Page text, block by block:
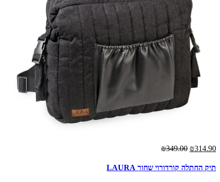
₪314.90
₪349.00
תיק החתלה קורדורוי שחור LAURA